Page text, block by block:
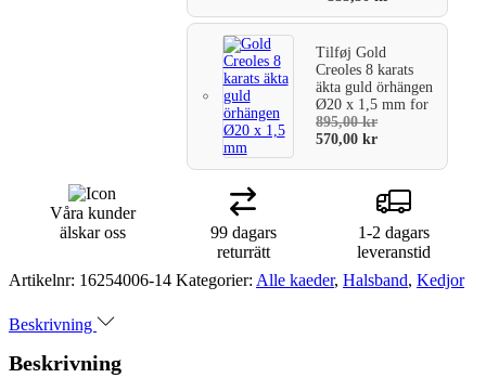
TilføjGold
Creoles 8 karats
äkta guld örhängen
Ø20 x 1,5 mmfor
895,00kr
570,00kr
Våra kunder
älskar oss
99 dagars
returrätt
1-2 dagars
leveranstid
Artikelnr: 16254006-14 Kategorier: Alle kaeder, Halsband, Kedjor
Beskrivning
Beskrivning